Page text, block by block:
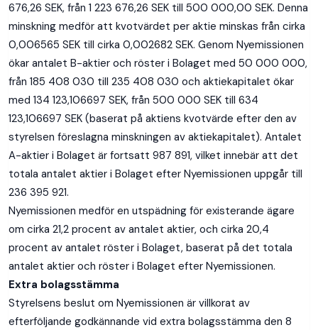
676,26 SEK, från 1 223 676,26 SEK till 500 000,00 SEK. Denna
minskning medför att kvotvärdet per aktie minskas från cirka
0,006565 SEK till cirka 0,002682 SEK. Genom Nyemissionen
ökar antalet B-aktier och röster i Bolaget med 50 000 000,
från 185 408 030 till 235 408 030 och aktiekapitalet ökar
med 134 123,106697 SEK, från 500 000 SEK till 634
123,106697 SEK (baserat på aktiens kvotvärde efter den av
styrelsen föreslagna minskningen av aktiekapitalet). Antalet
A-aktier i Bolaget är fortsatt 987 891, vilket innebär att det
totala antalet aktier i Bolaget efter Nyemissionen uppgår till
236 395 921.
Nyemissionen medför en utspädning för existerande ägare
om cirka 21,2 procent av antalet aktier, och cirka 20,4
procent av antalet röster i Bolaget, baserat på det totala
antalet aktier och röster i Bolaget efter Nyemissionen.
Extra bolagsstämma
Styrelsens beslut om Nyemissionen är villkorat av
efterföljande godkännande vid extra bolagsstämma den 8